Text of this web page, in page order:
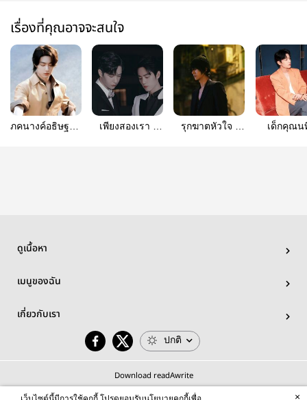
เรื่องที่คุณอาจจะสนใจ
ภคนางค์อธิษฐาน
เพียงสองเรา |
รุกฆาตหัวใจ |
เด็กคุณน
ดูเนื้อหา
เมนูของฉัน
เกี่ยวกับเรา
ปกติ
Download readAwrite
×